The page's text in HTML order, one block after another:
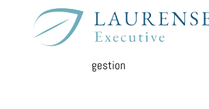
gestion